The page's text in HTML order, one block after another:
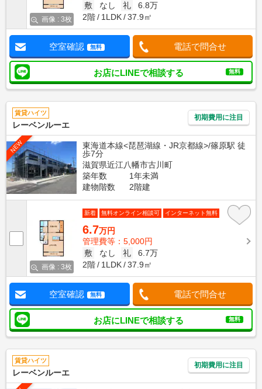
画像 : 3枚
敷
なし 礼
6.8万
2階
1LDK 37.9㎡
空室確認 無料 電話で問合せ
お店にLINEで相談する 無料
賃貸ハイツ
レーベンルーエ
初期費用に注目
NEW
東海道本線<琵琶湖線・JR京都線>/篠原駅 徒
歩7分
滋賀県近江八幡市古川町
築年数
1年未満
建物階数
2階建
画像 : 3枚
新着 無料オンライン相談可 インターネット無料
6.7万円
管理費等：5,000円
敷
なし 礼
6.7万
2階
1LDK 37.9㎡
空室確認 無料 電話で問合せ
お店にLINEで相談する 無料
賃貸ハイツ
レーベンルーエ
初期費用に注目